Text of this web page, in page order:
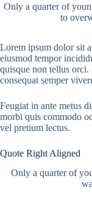
Only a quarter of
to
Lorem ipsum dolor sit
eiusmod tempor
quisque non tellus orci.
consequat semper
Feugiat in ante metus
morbi quis commodo
vel pretium lectus.
Quote Right Aligned
Only a quarter of